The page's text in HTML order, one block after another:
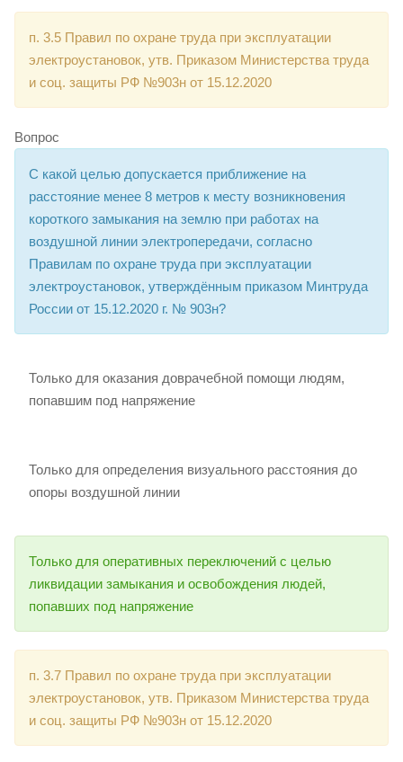
п. 3.5 Правил по охране труда при эксплуатации
электроустановок, утв. Приказом Министерства труда
и соц. защиты РФ №903н от 15.12.2020
Вопрос
С какой целью допускается приближение на
расстояние менее 8 метров к месту возникновения
короткого замыкания на землю при работах на
воздушной линии электропередачи, согласно
Правилам по охране труда при эксплуатации
электроустановок, утверждённым приказом Минтруда
России от 15.12.2020 г. № 903н?
Только для оказания доврачебной помощи людям,
попавшим под напряжение
Только для определения визуального расстояния до
опоры воздушной линии
Только для оперативных переключений с целью
ликвидации замыкания и освобождения людей,
попавших под напряжение
п. 3.7 Правил по охране труда при эксплуатации
электроустановок, утв. Приказом Министерства труда
и соц. защиты РФ №903н от 15.12.2020